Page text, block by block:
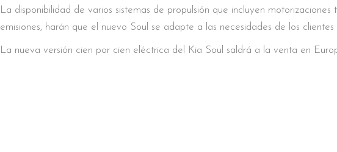
La disponibilidad de varios sistemas de propulsión que incluyen
emisiones, harán que el nuevo Soul se adapte a las necesidades de los
La nueva versión cien por cien eléctrica del Kia Soul saldrá a la venta en